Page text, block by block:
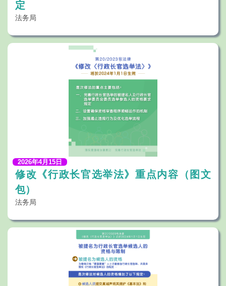
定
法务局
2026年4月15日
修改《行政长官选举法》重点内容（图文
包）
法务局